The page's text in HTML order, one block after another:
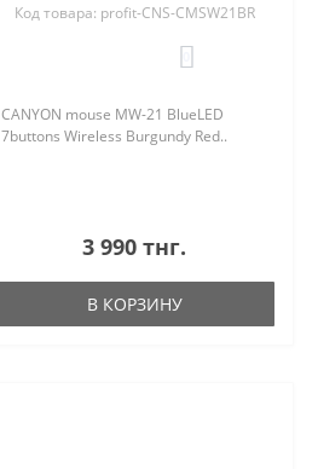
Код товара: profit-CNS-CMSW21BR
CANYON mouse MW-21 BlueLED
7buttons Wireless Burgundy Red..
3 990 тнг.
В КОРЗИНУ